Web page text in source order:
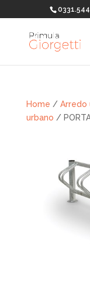
Home / Arredo
urbano /